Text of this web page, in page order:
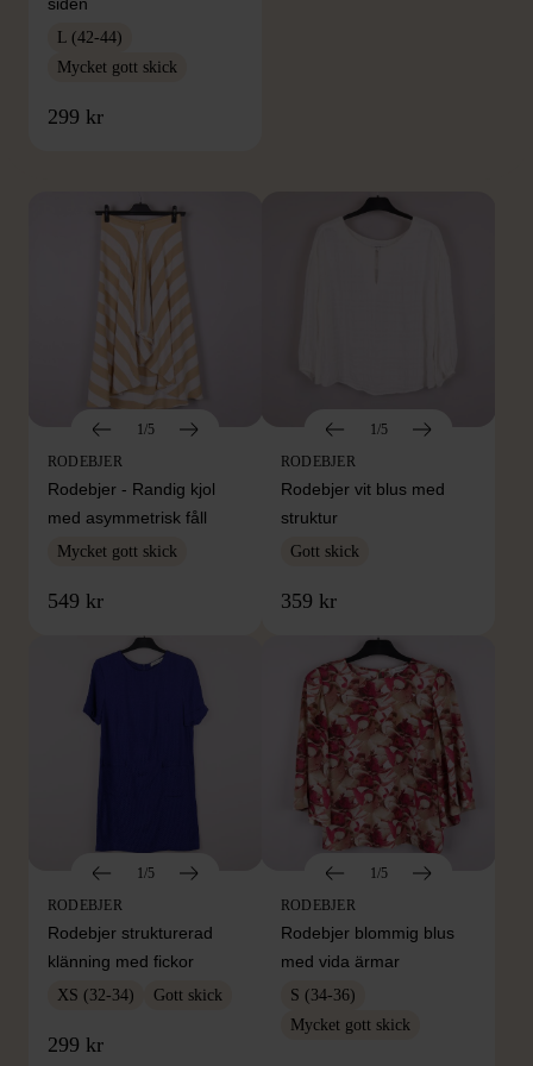
siden
L (42-44)
Mycket gott skick
299 kr
FRÅN SAMMA VARUMÄRKE
1/5
RODEBJER
Rodebjer - Randig kjol
med asymmetrisk fåll
Mycket gott skick
549 kr
1/5
RODEBJER
Rodebjer vit blus med
struktur
Gott skick
359 kr
1/5
RODEBJER
Rodebjer strukturerad
klänning med fickor
XS (32-34) Gott skick
299 kr
1/5
RODEBJER
Rodebjer blommig blus
med vida ärmar
S (34-36)
Mycket gott skick